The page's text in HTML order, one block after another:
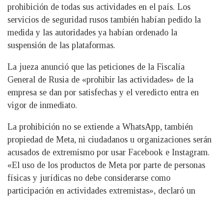
prohibición de todas sus actividades en el país. Los
servicios de seguridad rusos también habían pedido la
medida y las autoridades ya habían ordenado la
suspensión de las plataformas.
La jueza anunció que las peticiones de la Fiscalía
General de Rusia de «prohibir las actividades» de la
empresa se dan por satisfechas y el veredicto entra en
vigor de inmediato.
La prohibición no se extiende a WhatsApp, también
propiedad de Meta, ni ciudadanos u organizaciones serán
acusados de extremismo por usar Facebook e Instagram.
«El uso de los productos de Meta por parte de personas
físicas y jurídicas no debe considerarse como
participación en actividades extremistas», declaró un